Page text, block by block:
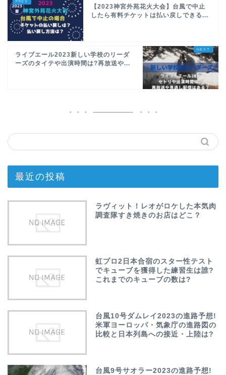
【2023神宮外苑花火大会】台風で中止
したら有料チケットは払い戻しできる...
ライブエール2023新しい学校のリーダ
ーズのタイテや出演時間は?再放送や...
最近の投稿
ラヴィット！レオがロケした本気肉
調査隊すき焼きのお店はどこ？
虹プロ2日本合宿のスター性テスト
でキューブを獲得した練習生は誰?
これまでのキューブの数は?
台風10号ダムレイ2023の進路予想!
米軍ヨーロッパ・気象庁の進路図の
比較と日本列島への接近・上陸は?
台風9号サオラー2023の進路予想!